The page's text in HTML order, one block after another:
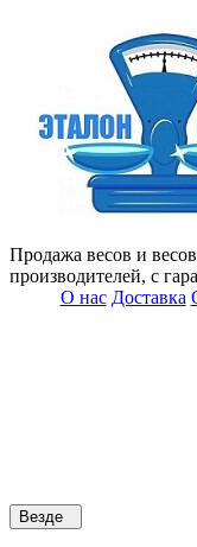
Продажа весов и
производителей, с
О нас Доставка
Везде